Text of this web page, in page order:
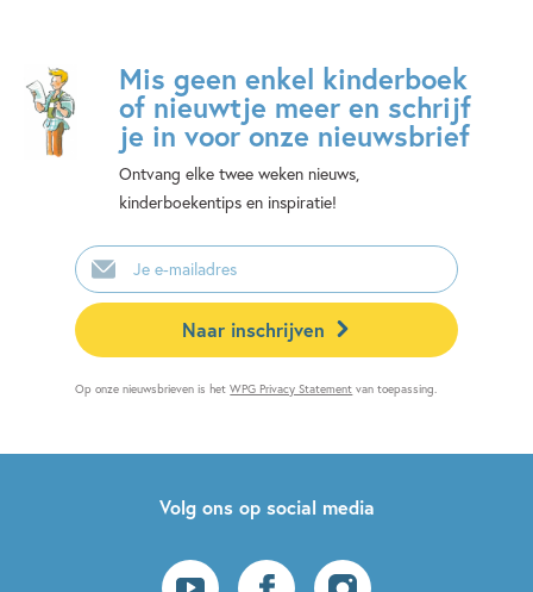
Mis geen enkel kinderboek
of nieuwtje meer en schrijf
je in voor onze nieuwsbrief
Ontvang elke twee weken nieuws,
kinderboekentips en inspiratie!
E-
mailadres
Naar inschrijven
Op onze nieuwsbrieven is hetWPG Privacy Statement van toepassing.
Volg ons op social media